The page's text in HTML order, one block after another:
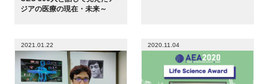
ジアの医療の現在・未来～
2021.01.22 2020.11.04